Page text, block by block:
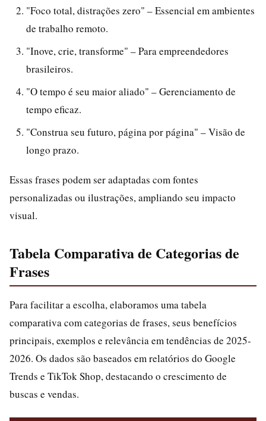
"Foco total, distrações zero" – Essencial em ambientes
de trabalho remoto.
"Inove, crie, transforme" – Para empreendedores
brasileiros.
"O tempo é seu maior aliado" – Gerenciamento de
tempo eficaz.
"Construa seu futuro, página por página" – Visão de
longo prazo.
Essas frases podem ser adaptadas com fontes
personalizadas ou ilustrações, ampliando seu impacto
visual.
Tabela Comparativa de Categorias de
Frases
Para facilitar a escolha, elaboramos uma tabela
comparativa com categorias de frases, seus benefícios
principais, exemplos e relevância em tendências de 2025-
2026. Os dados são baseados em relatórios do Google
Trends e TikTok Shop, destacando o crescimento de
buscas e vendas.